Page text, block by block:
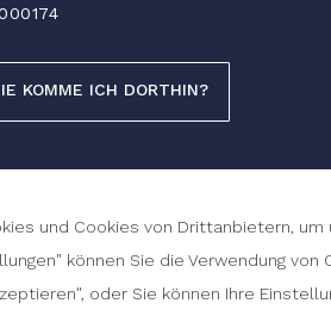
KOMME ICH DORTHIN?
und Cookies von Drittanbietern,
können Sie die Verwendung
oder Sie können Ihre